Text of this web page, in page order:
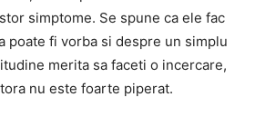
simptome. Se spune ca ele fac
poate fi vorba si despre un simplu
merita sa faceti o incercare,
nu este foarte piperat.